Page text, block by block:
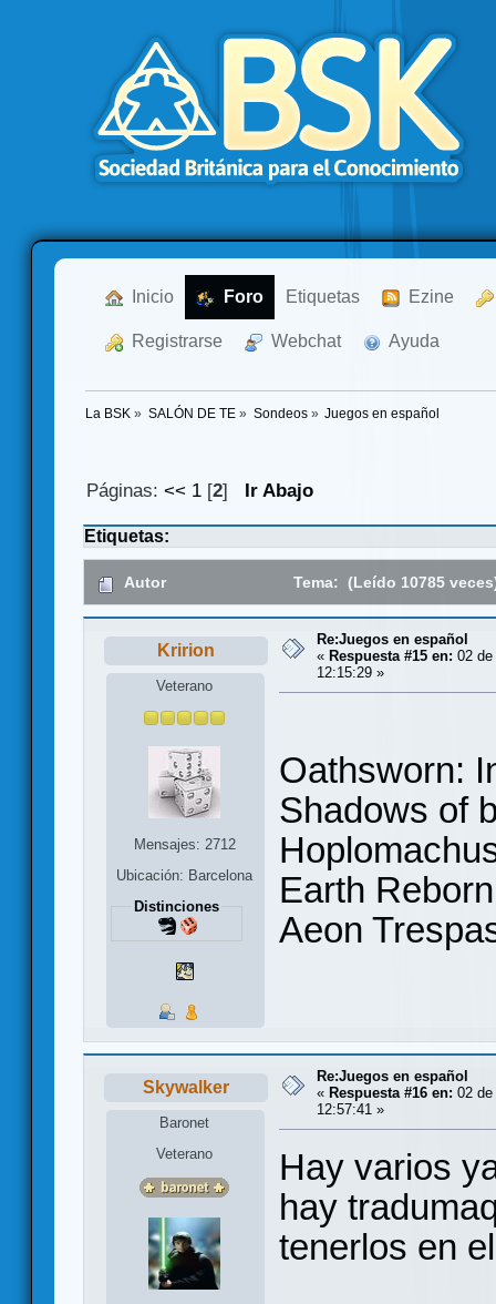
Inicio Foro Etiquetas Ezine
Registrarse Webchat Ayuda
La BSK » SALÓN DE TE » Sondeos» Juegos en español
Páginas:<< 1 [2] Ir Abajo
Etiquetas:
Autor Tema: (Leído 10785
Kririon
Veterano
Mensajes: 2712
Ubicación: Barcelona
Distinciones
Re:Juegos en español
« Respuesta #15 en: 02
12:15:29 »
Oathsworn:
Shadows of
Earth Reborn
Aeon
Skywalker
Baronet
Veterano
Re:Juegos en español
« Respuesta #16 en: 02
12:57:41 »
Hay varios
hay
tenerlos en